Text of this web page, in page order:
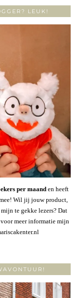
LEUK!
per maanden heeft
Wil jij jouw product,
te gekke lezers? Dat
meer informatie mijn